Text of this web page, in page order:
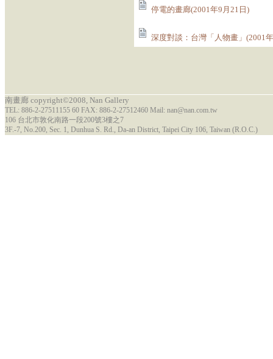
停電的畫廊(2001年9月21日)
深度對談：台灣「人物畫」(2001
南畫廊 copyright©2008, Nan Gallery
TEL: 886-2-27511155 60 FAX: 886-2-27512460 Mail: nan@nan.com.tw
106 台北市敦化南路一段200號3樓之7
3F.-7, No.200, Sec. 1, Dunhua S. Rd., Da-an District, Taipei City 106, Taiwan (R.O.C.)